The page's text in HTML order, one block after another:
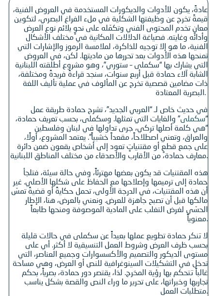
عادةً، يكون للأدوات والديكورات المستخدمة في العروض الفنية،
قيمةً تخرج عن وظيفتها الشكلية في ملء الفراغ البصري، لتكوين
معانٍ تخدم المحتوى الفني وتكمّله على نحوٍ يلائم نوع العرض
وأدائه وغايته. فصياغة الدلالات المكانية في مختلف الأشكال
الفنية، ما هو إلا توجيه للذاكرة، لملامسة الرموز والإشارات التي
تمنحها هذه الأدوات بعد تحررها من ماديتها. لكن، في العروض
التي يشارك بها “سكملى – ستوري”، وهو مشروع أطلقته اللبنانية
الشابة آلاء حمادة قبل أربع سنوات، سنجد قراءةً فريدةً ومختلفة،
ذات مضامين قصصية تخرج عن المألوف في عملية تأليف اللغة
البصرية المعتادة.
في حديث خاص لـ “العربي الجديد”، تشرح حمادة طريقة عمل
“سكملى” والغايات التي تمثلها. وسكملى، بحسب تعريف حمادة،
“هي كلمة أصلها تركي، جرى تداولها في لبنان وفلسطين
والعراق، وتعني اصطلاحاً، مقعداً خشبياً”. يعتمد المشروع، أولًا،
على جمع قطعٍ أو مقتنياتٍ تعود إلى أشخاص يقعون ضمن دائرة
معارف حمادة، من الأقارب والأصدقاء من مختلف المناطق اللبنانية.
هذه المقتنيات قد يكون بعضها مهترئاً، وفي حالة سيئة، فتلجأ
حمادة إلى ترميمها وإصلاحها مع الحفاظ على شكلها الأصلي. غير
أن هذه المقتنيات، في الدرجة الأولى، تحمل حكايةً أو قضيةً تمسّ
مالكها قبل أن تصبح جاهزة للعرض. ونعني بالعرض، هنا، الإطار
الحسّي لغرض التغلب على المادية الموصوفة ومنحها طابعاً
معنوياً.
لا تنكر حمادة تطويع عملها بعيداً عن سكملى في حالات قليلة
بحسب ظرف العرض وشروط العمل التنسيقية لا أكثر. أي على
مستوى الديكور والتصميم والأكسسوارات وجميع العناصر، التي
تدخل في التشكيلات السينوغرافية للنص أو العرض، وهي مساحة
غالباً تتحكم بها رؤية المخرج. لذا، يقتصر دور حمادة، بصرياً، بحكم
تجاربها وخبراتها، على تحرير ما وراء النص والقصة بشكل يناسب
متطلبات العمل.